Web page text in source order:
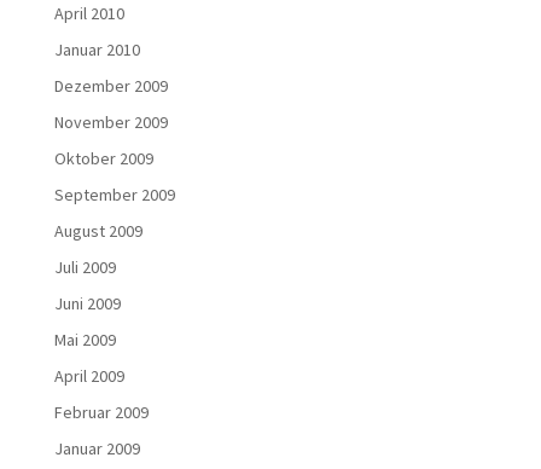
April 2010
Januar 2010
Dezember 2009
November 2009
Oktober 2009
September 2009
August 2009
Juli 2009
Juni 2009
Mai 2009
April 2009
Februar 2009
Januar 2009